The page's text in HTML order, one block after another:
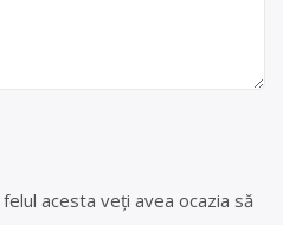
acesta veți avea ocazia să